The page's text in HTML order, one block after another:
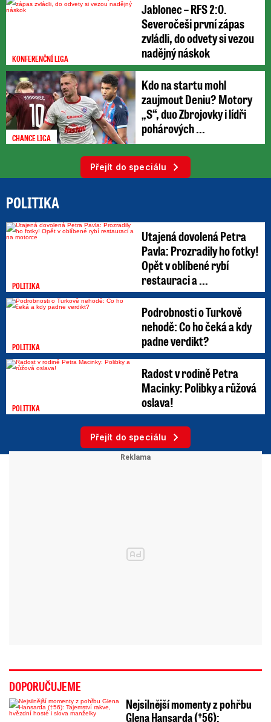
KONFERENČNÍ LIGA
Jablonec – RFS 2:0.
Severočeši první zápas
zvládli, do odvety si vezou
nadějný náskok
CHANCE LIGA
Kdo na startu mohl
zaujmout Deniu? Motory
„S“, duo Zbrojovky i lídři
pohárových ...
Přejít do speciálu
POLITIKA
POLITIKA
Utajená dovolená Petra
Pavla: Prozradily ho fotky!
Opět v oblíbené rybí
restauraci a ...
POLITIKA
Podrobnosti o Turkově
nehodě: Co ho čeká a kdy
padne verdikt?
POLITIKA
Radost v rodině Petra
Macinky: Polibky a růžová
oslava!
Přejít do speciálu
DOPORUČUJEME
Nejsilnější momenty z pohřbu
Glena Hansarda (†56):